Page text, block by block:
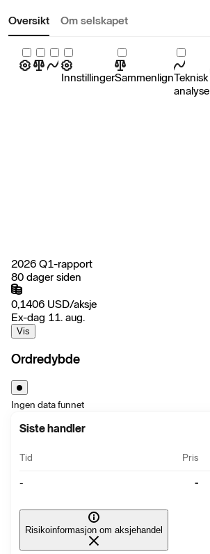
Oversikt Om selskapet
InnstillingerSammenlignTeknisk
analyse
2026 Q1-rapport
80 dager siden
0,1406 USD/aksje
Ex-dag 11. aug.
Vis
Ordredybde
Ingen data funnet
Siste handler
Tid Pris
- -
Risikoinformasjon om aksjehandel